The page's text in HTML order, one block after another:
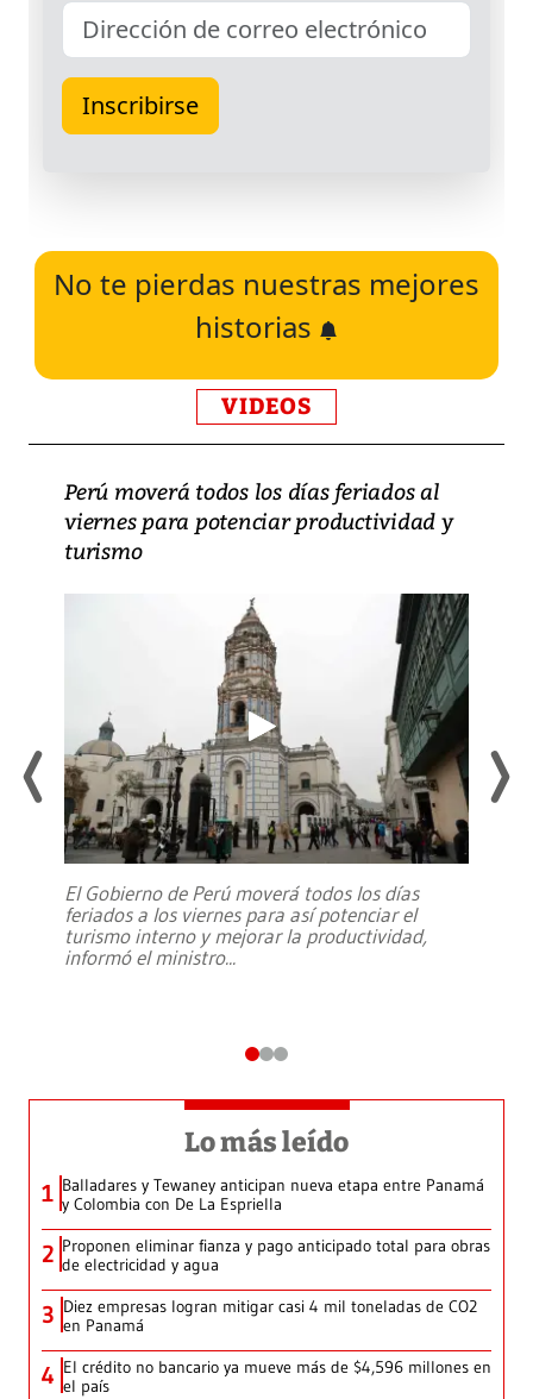
No te pierdas nuestras mejores
historias
VIDEOS
Perú moverá todos los días feriados al
viernes para potenciar productividad y
turismo
El Gobierno de Perú moverá todos los días
feriados a los viernes para así potenciar el
turismo interno y mejorar la productividad,
informó el ministro...
Lo más leído
1 Balladares y Tewaney anticipan nueva etapa entre Panamá
y Colombia con De La Espriella
2 Proponen eliminar fianza y pago anticipado total para obras
de electricidad y agua
3 Diez empresas logran mitigar casi 4 mil toneladas de CO2
en Panamá
4 El crédito no bancario ya mueve más de $4,596 millones en
el país